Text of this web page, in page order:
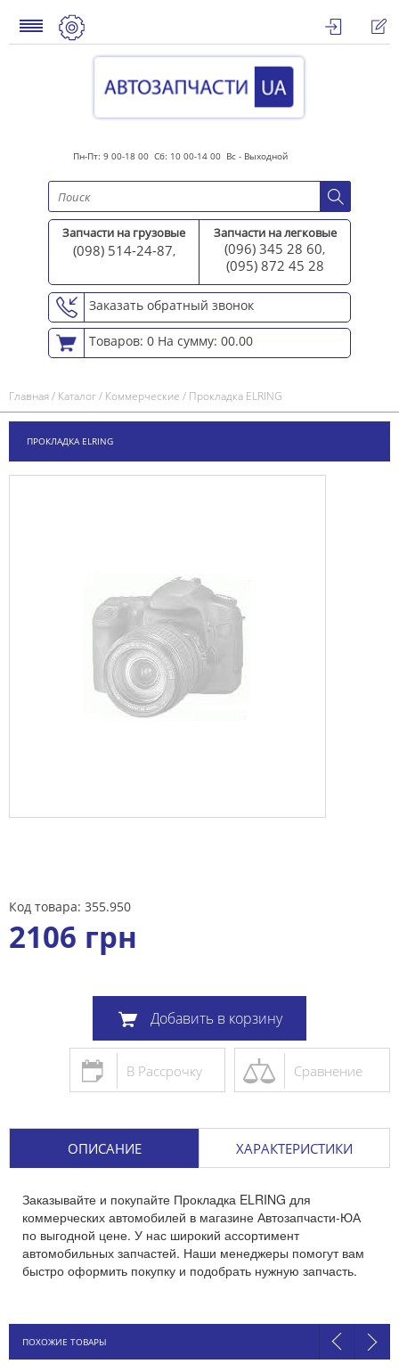
Пн-Пт: 9 00-18 00 Сб: 10 00-14 00 Вс - Выходной
Запчасти на грузовые
(098) 514-24-87,
Запчасти на легковые
(096) 345 28 60,
(095) 872 45 28
Заказать обратный звонок
Товаров: 0 На сумму: 00.00
Главная/ Каталог/ Коммерческие / Прокладка ELRING
ПРОКЛАДКА ELRING
Код товара: 355.950
2106 грн
Добавить в корзину
Сравнение
В Рассрочку
ОПИСАНИЕ ХАРАКТЕРИСТИКИ
Заказывайте и покупайте Прокладка ELRING для
коммерческих автомобилей в магазине Автозапчасти-ЮА
по выгодной цене. У нас широкий ассортимент
автомобильных запчастей. Наши менеджеры помогут вам
быстро оформить покупку и подобрать нужную запчасть.
ПОХОЖИЕ ТОВАРЫ